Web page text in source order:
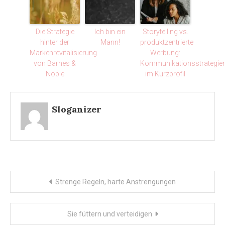
Die Strategie
hinter der
Markenrevitalisierung
von Barnes &
Noble
Ich bin ein
Mann!
Storytelling vs.
produktzentrierte
Werbung:
im Kurzprofil
Sloganizer
navigation
Strenge Regeln, harte Anstrengungen
Sie füttern und verteidigen